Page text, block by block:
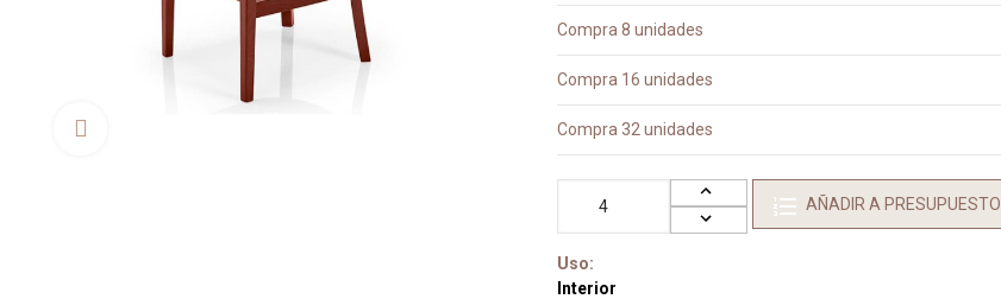
Compra 8 unidades
Compra 16 unidades
Compra 32 unidades
AÑADIR A PRESUPUESTO
Uso:
Interior